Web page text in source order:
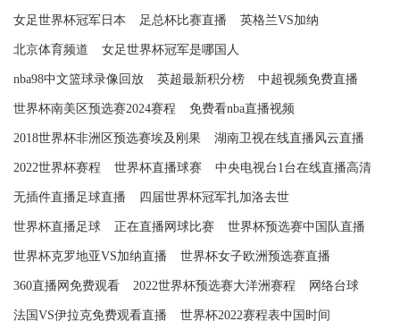
女足世界杯冠军日本 足总杯比赛直播 英格兰VS加纳
北京体育频道 女足世界杯冠军是哪国人
nba98中文篮球录像回放 英超最新积分榜 中超视频免费直播
世界杯南美区预选赛2024赛程 免费看nba直播视频
2018世界杯非洲区预选赛埃及刚果 湖南卫视在线直播风云直播
2022世界杯赛程 世界杯直播球赛 中央电视台1台在线直播高清
无插件直播足球直播 四届世界杯冠军扎加洛去世
世界杯直播足球 正在直播网球比赛 世界杯预选赛中国队直播
世界杯克罗地亚VS加纳直播 世界杯女子欧洲预选赛直播
360直播网免费观看 2022世界杯预选赛大洋洲赛程 网络台球
法国VS伊拉克免费观看直播 世界杯2022赛程表中国时间